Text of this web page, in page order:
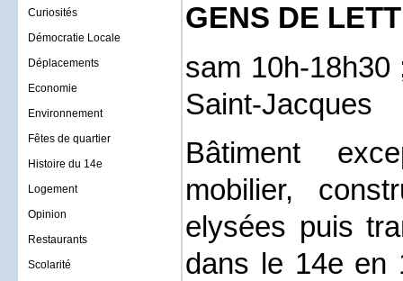
Curiosités
Démocratie Locale
Déplacements
Economie
Environnement
Fêtes de quartier
Histoire du 14e
Logement
Opinion
Restaurants
Scolarité
GENS DE
sam 10h-
Saint-Jacques
Bâtiment
mobilier,
elysées puis
dans le 14e en